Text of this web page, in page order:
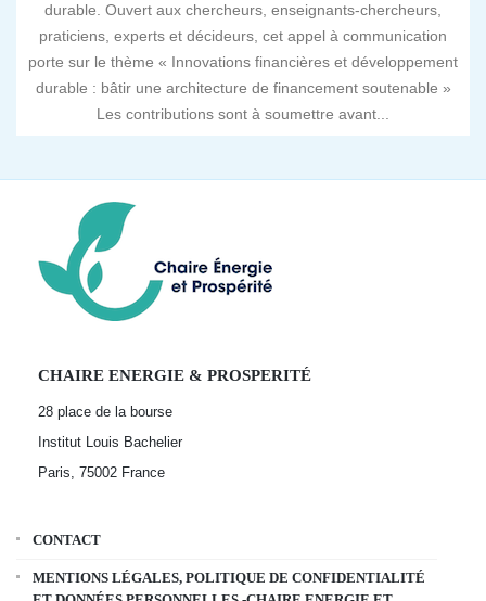
durable. Ouvert aux chercheurs, enseignants-chercheurs,
praticiens, experts et décideurs, cet appel à communication
porte sur le thème « Innovations financières et développement
durable : bâtir une architecture de financement soutenable »
Les contributions sont à soumettre avant...
CHAIRE ENERGIE & PROSPERITÉ
28 place de la bourse
Institut Louis Bachelier
Paris, 75002 France
CONTACT
MENTIONS LÉGALES, POLITIQUE DE CONFIDENTIALITÉ